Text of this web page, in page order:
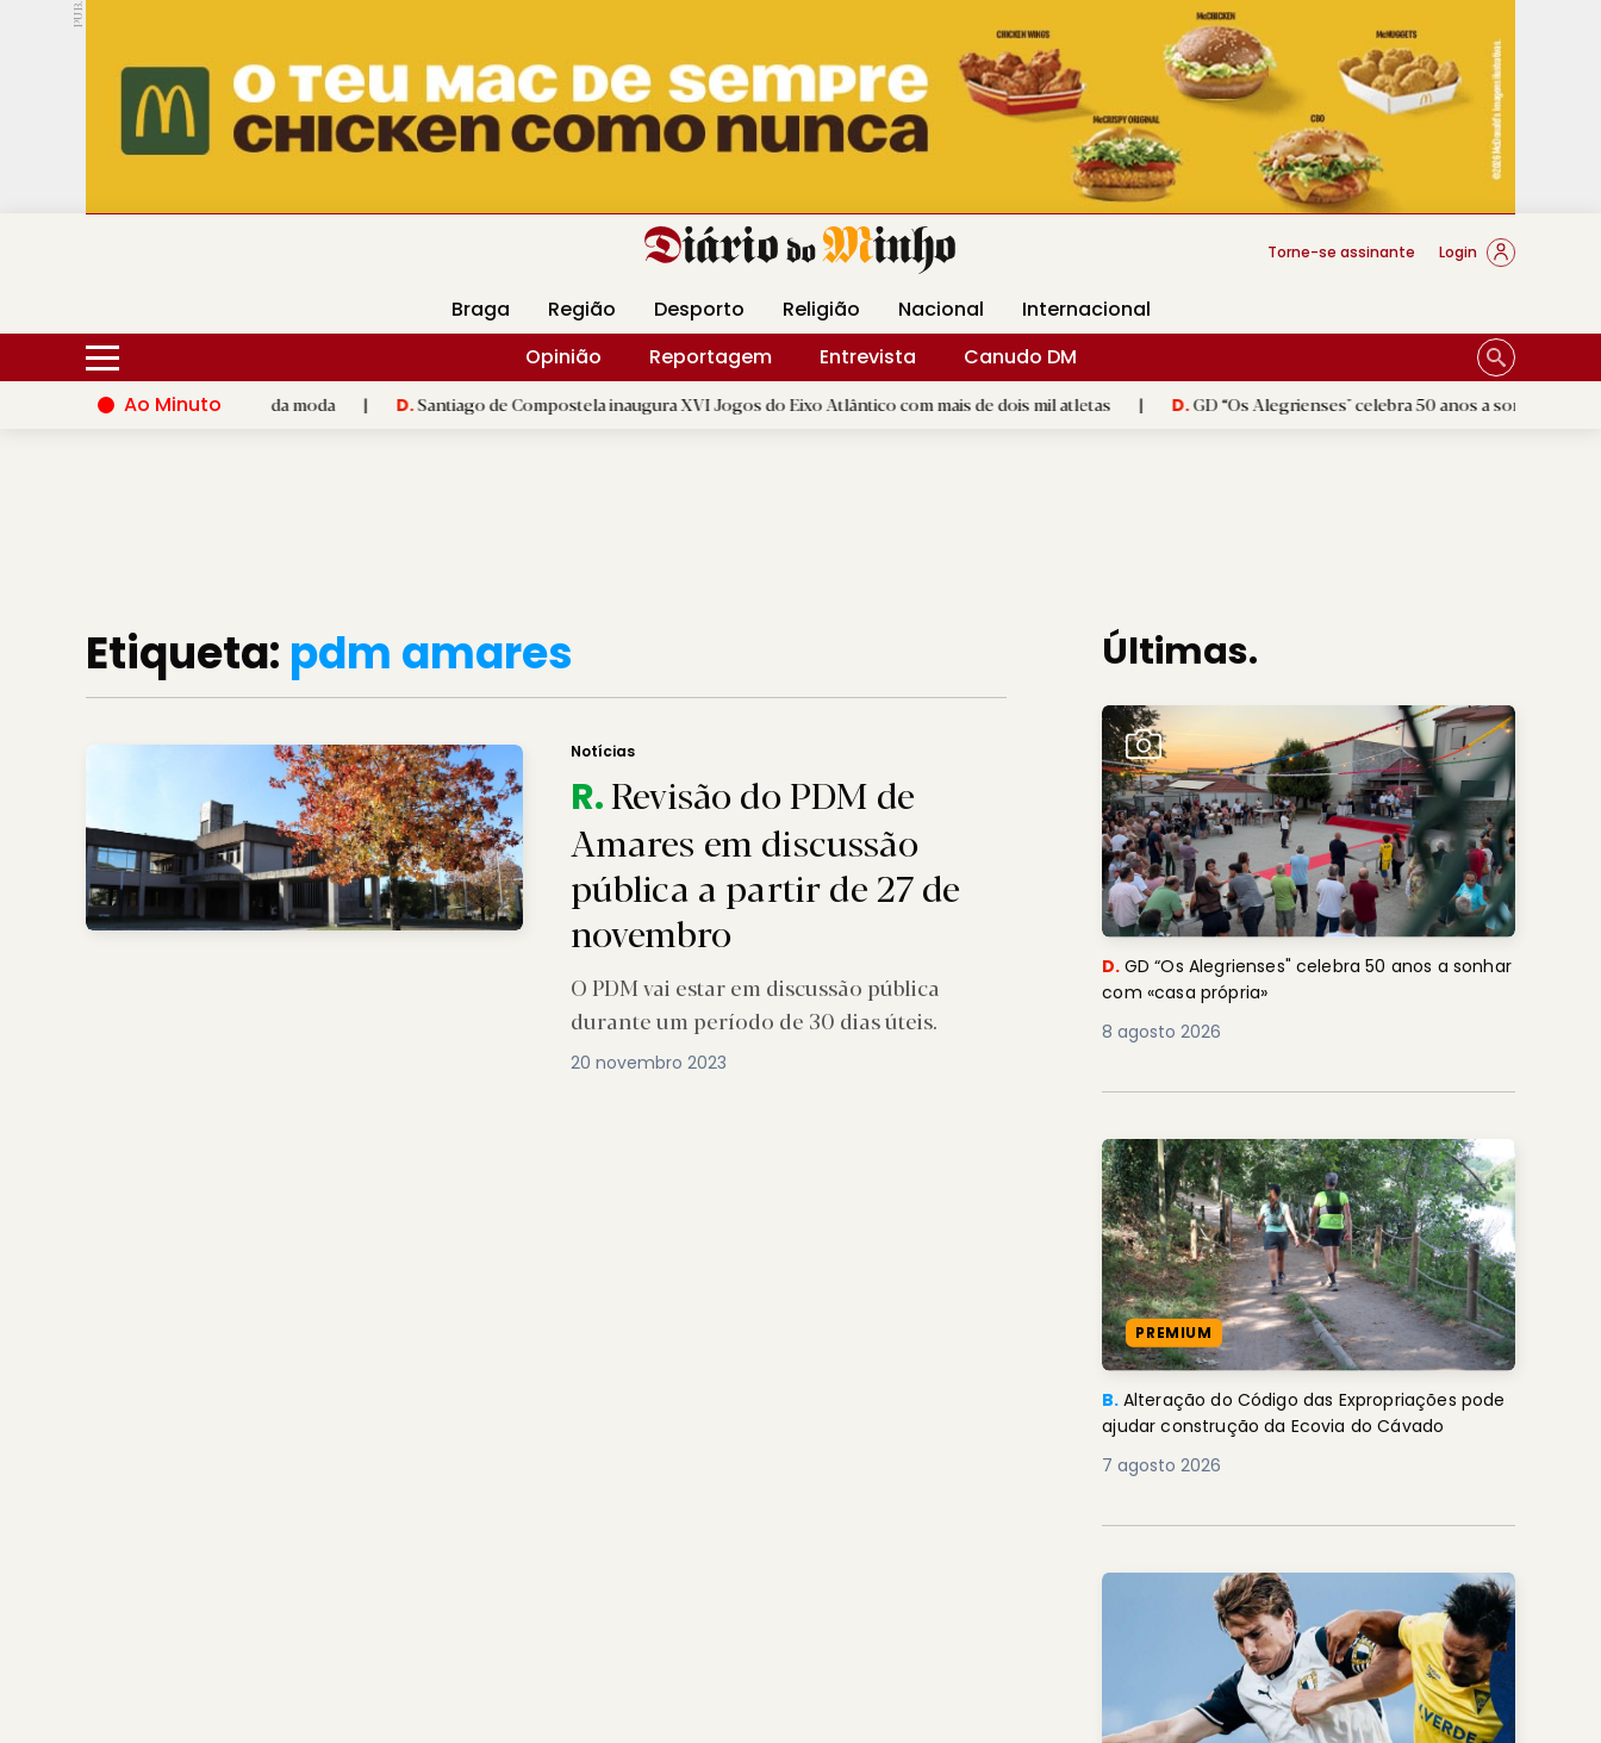
PUB.
Hoje 18ºC 29ºC DMtv Revista Minha Gráfica DM Livraria DM Arquidiocese Braga
Torne-se assinante Login
Braga Região Desporto Religião Nacional
Internacional
Opinião
Reportagem Entrevista
Canudo DM
Ao Minuto
inovação do mundo da moda D.Santiago de Compostela inaugura XVI Jogos do Eixo Atlântico com mais de dois mil atletas | D.GD “Os Alegrienses" celebra 50 anos a sonhar com «casa própria»
Etiqueta: pdm amares
Notícias
R.Revisão do PDM de
Amares em discussão
pública a partir de 27 de
novembro
O PDM vai estar em discussão pública
durante um período de 30 dias úteis.
20 novembro 2023
Últimas.
D. GD “Os Alegrienses" celebra 50 anos a sonhar
com «casa própria»
8 agosto 2026
PREMIUM
B. Alteração do Código das Expropriações pode
ajudar construção da Ecovia do Cávado
7 agosto 2026